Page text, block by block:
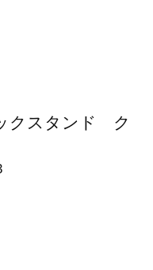
クスタンド ク